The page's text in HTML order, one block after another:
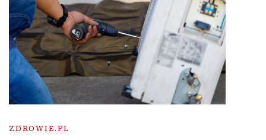
ZDROWIE.PL